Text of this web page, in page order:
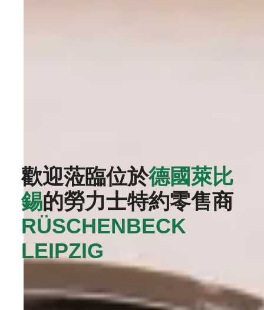
歡迎蒞臨位於德國萊比
錫的勞力士特約零售商‭
RÜSCHENBECK
LEIPZIG‬